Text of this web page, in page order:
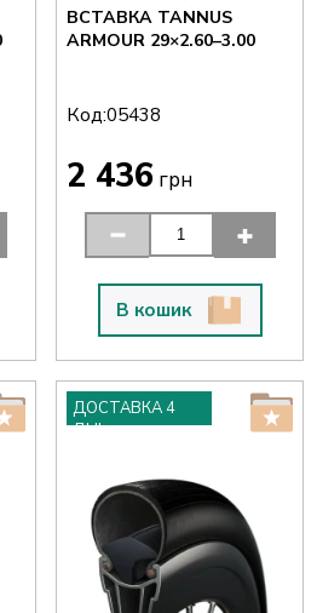
ВСТАВКА TANNUS
ARMOUR 29×2.60–3.00
Код:05438
2 436 грн
В кошик
ДОСТАВКА 4
ДНІ